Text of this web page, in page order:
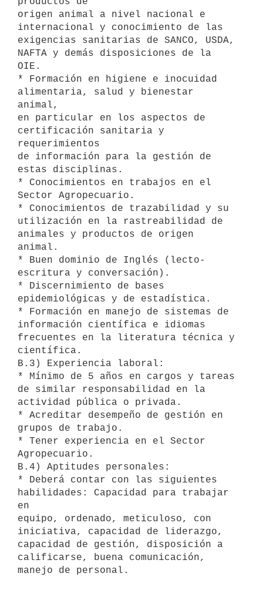
origen animal a nivel nacional e
internacional y conocimiento de las
exigencias sanitarias de SANCO, USDA,
NAFTA y demás disposiciones de la
OIE.
* Formación en higiene e inocuidad
alimentaria, salud y bienestar
animal,
en particular en los aspectos de
certificación sanitaria y
requerimientos
de información para la gestión de
estas disciplinas.
* Conocimientos en trabajos en el
Sector Agropecuario.
* Conocimientos de trazabilidad y su
utilización en la rastreabilidad de
animales y productos de origen
animal.
* Buen dominio de Inglés (lecto-
escritura y conversación).
* Discernimiento de bases
epidemiológicas y de estadística.
* Formación en manejo de sistemas de
información científica e idiomas
frecuentes en la literatura técnica y
científica.
B.3) Experiencia laboral:
* Mínimo de 5 años en cargos y tareas
de similar responsabilidad en la
actividad pública o privada.
* Acreditar desempeño de gestión en
grupos de trabajo.
* Tener experiencia en el Sector
Agropecuario.
B.4) Aptitudes personales:
* Deberá contar con las siguientes
habilidades: Capacidad para trabajar
en
equipo, ordenado, meticuloso, con
iniciativa, capacidad de liderazgo,
capacidad de gestión, disposición a
calificarse, buena comunicación,